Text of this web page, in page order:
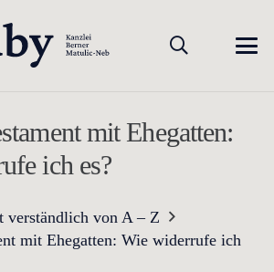
mit Ehegatten:
ich es?
verständlich von A – Z
mit Ehegatten: Wie widerrufe ich